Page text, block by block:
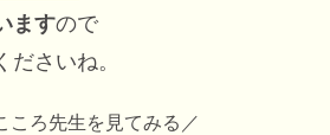
ますので
さいね。
ころ先生を見てみる／